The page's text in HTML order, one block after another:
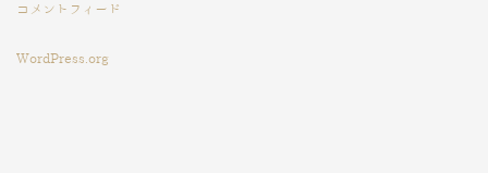
コメントフィード
WordPress.org